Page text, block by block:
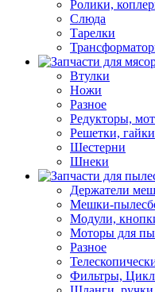
Ролики,
Слюда
Тарелки
Втулки
Ножи
Разное
Редукторы,
Решетки, гайки
Шестерни
Шнеки
Держатели
Мешки-
Модули,
Моторы для
Разное
Фильтры,